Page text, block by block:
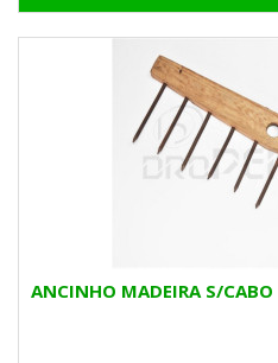
ANCINHO MADEIRA S/CABO